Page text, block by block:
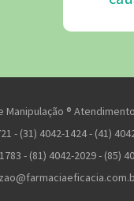
Manipulação ®
- (31) 4042-1424 - (41)
- (81) 4042-2029 - (85)